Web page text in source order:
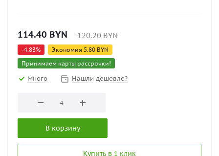
114.40 BYN 120.20BYN
-4.83% Экономия 5.80 BYN
Принимаем карты рассрочки!
Много Нашли дешевле?
В корзину
Купить в 1 клик